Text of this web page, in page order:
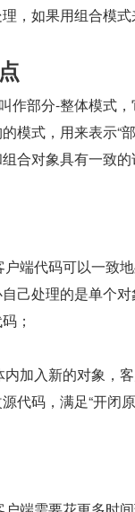
，如果用组合模式
作部分-整体模式
模式，用来表示“
合对象具有一致的
端代码可以一致
己处理的是单个对
；
加入新的对象，
代码，满足“开闭原